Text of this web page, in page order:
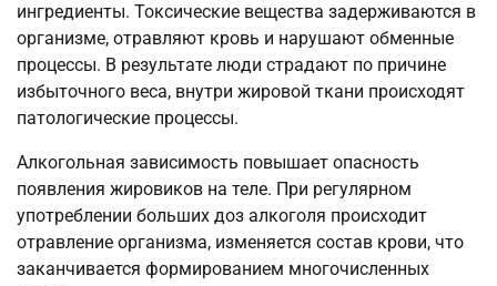
ингредиенты. Токсические вещества задерживаются в
организме, отравляют кровь и нарушают обменные
процессы. В результате люди страдают по причине
избыточного веса, внутри жировой ткани происходят
патологические процессы.
Алкогольная зависимость повышает опасность
появления жировиков на теле. При регулярном
употреблении больших доз алкоголя происходит
отравление организма, изменяется состав крови, что
заканчивается формированием многочисленных